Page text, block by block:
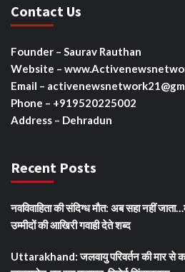
Contact Us
Founder – Saurav Rauthan
Website –
Email –
Phone – +919520225002
Address – Dehradun
Recent Posts
नवविवाहिता की संदिग्ध मौत: अब सहा नहीं
उम्मीदों की आखिरी गवाही देते शब्द
Uttarakhand: जलवायु परिवर्तन की मार से